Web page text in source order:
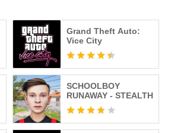
Grand Theft Auto:
Vice City
SCHOOLBOY
RUNAWAY - STEALTH